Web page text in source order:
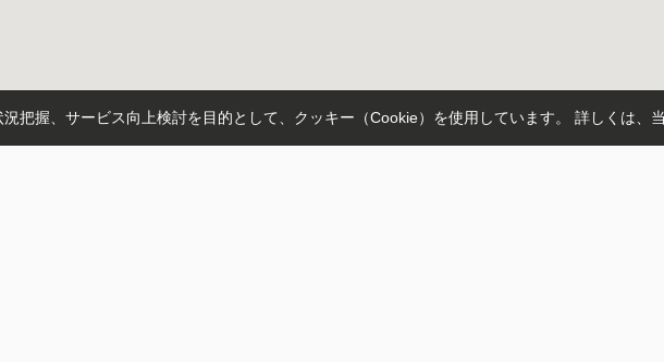
把握、サービス向上検討を目的として、クッキー（Cookie）を使用しています。 詳しくは、